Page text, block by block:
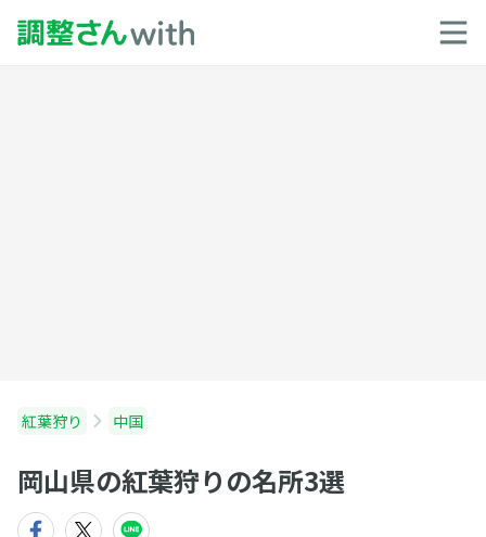
紅葉狩り 中国
岡山県の紅葉狩りの名所3選